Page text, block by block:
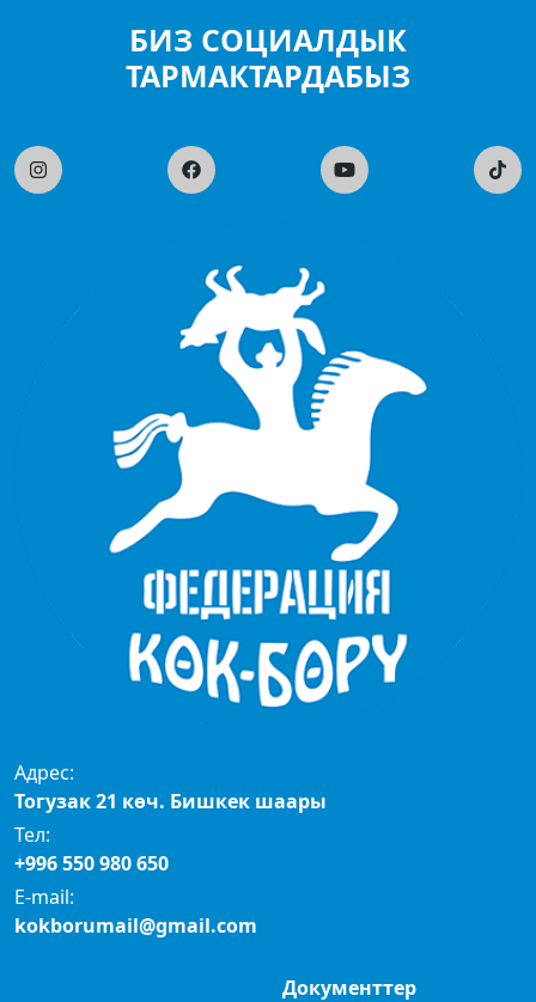
БИЗ СОЦИАЛДЫК
ТАРМАКТАРДАБЫЗ
Адрес:
Тогузак 21 көч. Бишкек шаары
Тел:
+996 550 980 650
E-mail:
kokborumail@gmail.com
Документтер